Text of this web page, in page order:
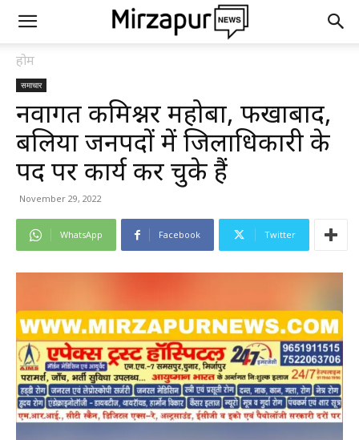
होम
समाचार
नवागत कमिश्नर महोबा, फरूखाबाद,
बलिया जनपदों में जिलाधिकारी के
पद पर कार्य कर चुके हैं
November 29, 2022
WhatsApp Facebook Twitter